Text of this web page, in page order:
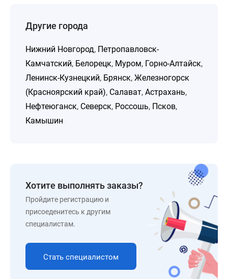
Другие города
Нижний Новгород, Петропавловск-
Камчатский, Белорецк, Муром, Горно-Алтайск,
Ленинск-Кузнецкий, Брянск, Железногорск
(Красноярский край), Салават, Астрахань,
Нефтеюганск, Северск, Россошь, Псков,
Камышин
Хотите выполнять заказы?
Пройдите регистрацию и
присоеденитесь к другим
специалистам.
Стать специалистом